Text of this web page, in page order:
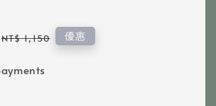
Regular
NT$ 1,150 優惠